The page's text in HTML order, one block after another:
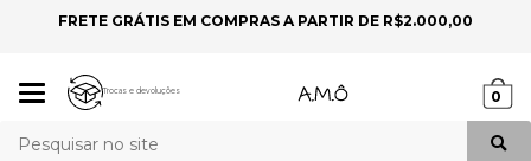
FRETE GRÁTIS EM COMPRAS A PARTIR DE R$2.000,00
Mudar
Trocas e devoluções 0